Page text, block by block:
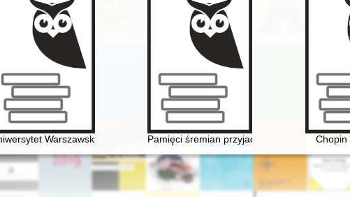
Fryderyk Chopin nie został twórcą opery narodowej
Warszawski i młody ChopinPamięci śremian przyjaciół Fryderyka Chopin